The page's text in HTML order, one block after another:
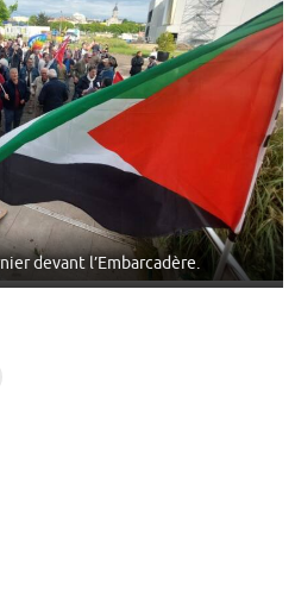
devant l’Embarcadère.